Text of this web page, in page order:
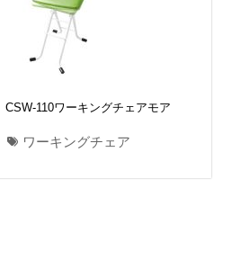
CSW-110ワーキングチェアモア
ワーキングチェア